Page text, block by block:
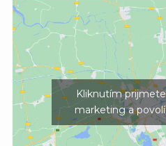
Kliknutím
marketing a